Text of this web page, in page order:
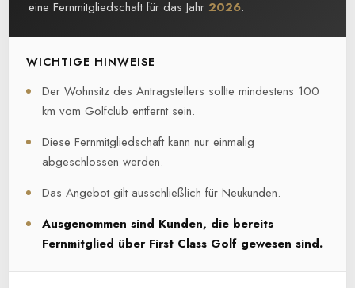
eine Fernmitgliedschaft für das Jahr 2026.
WICHTIGE HINWEISE
Der Wohnsitz des Antragstellers sollte mindestens 100
km vom Golfclub entfernt sein.
Diese Fernmitgliedschaft kann nur einmalig
abgeschlossen werden.
Das Angebot gilt ausschließlich für Neukunden.
Ausgenommen sind Kunden, die bereits
Fernmitglied über First Class Golf gewesen sind.